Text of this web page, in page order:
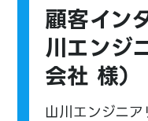
顧客イン
川エンジ
会社 様）
山川エンジニ